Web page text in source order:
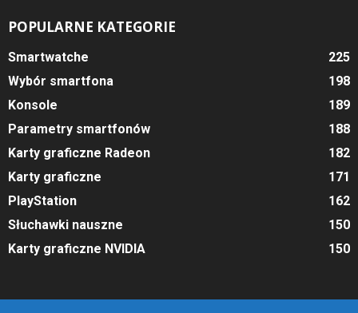
POPULARNE KATEGORIE
Smartwatche
225
Wybór smartfona
198
Konsole
189
Parametry smartfonów
188
Karty graficzne Radeon
182
Karty graficzne
171
PlayStation
162
Słuchawki nauszne
150
Karty graficzne NVIDIA
150